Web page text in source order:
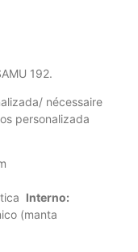
192.
nécessaire
personalizada
Interno:
(manta